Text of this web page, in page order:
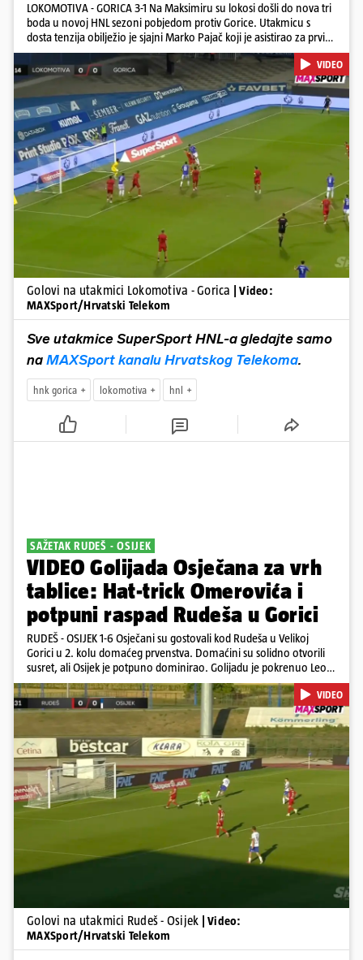
LOKOMOTIVA - GORICA 3-1 Na Maksimiru su lokosi došli do nova tri
boda u novoj HNL sezoni pobjedom protiv Gorice. Utakmicu s
dosta tenzija obilježio je sjajni Marko Pajač koji je asistirao za prvi
gol Mariću, a zakuhao drugi kada je Kavelj zabio auto-gol.
Bogojević je smanjio, Gorica je pritiskala i nizala šanse, ali onda
primila kontru pred kraj. Lokosi sele na vrh tablice s Osijekom
Pokretanje videa...
VIDEO
Golovi na utakmici Lokomotiva - Gorica
| Video:
MAXSport/Hrvatski Telekom
Sve utakmice SuperSport HNL-a gledajte samo
na MAXSport kanalu Hrvatskog Telekoma.
hnk gorica lokomotiva hnl
SAŽETAK RUDEŠ - OSIJEK
VIDEO Golijada Osječana za vrh
tablice: Hat-trick Omerovića i
potpuni raspad Rudeša u Gorici
RUDEŠ - OSIJEK 1-6 Osječani su gostovali kod Rudeša u Velikoj
Gorici u 2. kolu domaćeg prvenstva. Domaćini su solidno otvorili
susret, ali Osijek je potpuno dominirao. Golijadu je pokrenuo Leon
u 12. minuti, a povećao je u 24. minuti. Meksikancu su ovo bili prvi
golovi u dresu 'bijelo-plavih' Nail Omerović bio je junak u dresu
gostiju, zabio hat-trick. Mrežu golmana Rudeša tresao je u 41., 44.
minuti i 81. minuti. U dugu listu strijelaca u velikoj Gorici upisao se i
Arnel Jakupović golom u 69. minuti. Utješni gol za smanjenje
zaostatka u dresu Rudeša zabio je Ilečić u 84. minuti. Osijek je s tri
boda na prvom mjestu tablice HNL-a
Pokretanje videa...
VIDEO
Golovi na utakmici Rudeš - Osijek
| Video:
MAXSport/Hrvatski Telekom